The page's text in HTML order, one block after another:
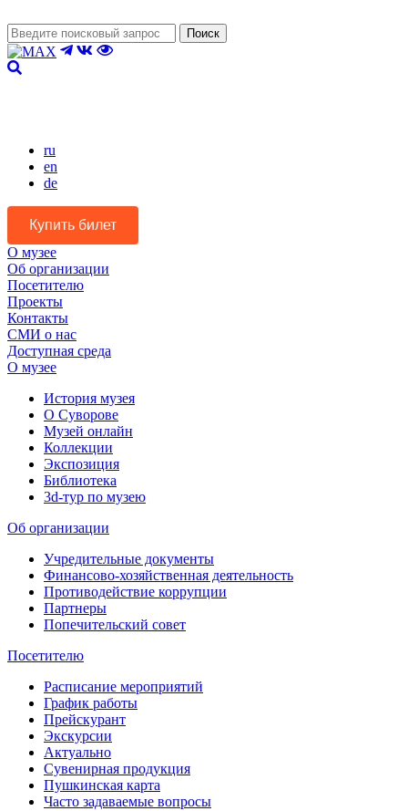
Поиск
ru
en
de
Купить билет
О музее
Об организации
Посетителю
Проекты
Контакты
СМИ о нас
Доступная среда
О музее
История музея
О Суворове
Музей онлайн
Коллекции
Экспозиция
Библиотека
3d-тур по музею
Об организации
Учредительные документы
Финансово-хозяйственная деятельность
Противодействие коррупции
Партнеры
Попечительский совет
Посетителю
Расписание мероприятий
График работы
Прейскурант
Экскурсии
Актуально
Сувенирная продукция
Пушкинская карта
Часто задаваемые вопросы